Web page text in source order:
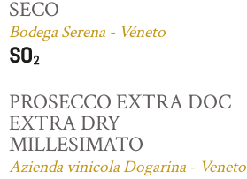
SECO
Bodega Serena - Véneto
PROSECCO EXTRA DOC
EXTRA DRY
MILLESIMATO
Azienda vinicola Dogarina - Veneto